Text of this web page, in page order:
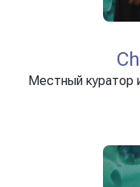
Местный куратор